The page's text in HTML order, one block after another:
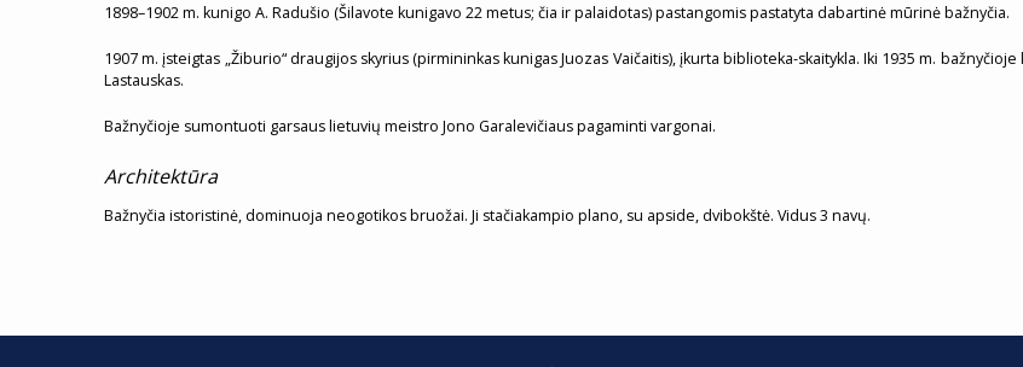
1898–1902 m. kunigo A. Radušio (Šilavote kunigavo 22 metus; čia ir palaidotas) pastangomis pastatyta dabartinė mūrinė bažnyčia.
1907 m. įsteigtas „Žiburio“ draugijos skyrius (pirmininkas kunigas Juozas Vaičaitis), įkurta biblioteka-skaitykla. Iki 1935 m.
Lastauskas.
Bažnyčioje sumontuoti garsaus lietuvių meistro Jono Garalevičiaus pagaminti vargonai.
Architektūra
Bažnyčia istoristinė, dominuoja neogotikos bruožai. Ji stačiakampio plano, su apside, dvibokštė. Vidus 3 navų.